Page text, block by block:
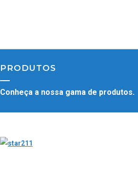
PRODUTOS
Conheça a nossa gama de produtos.